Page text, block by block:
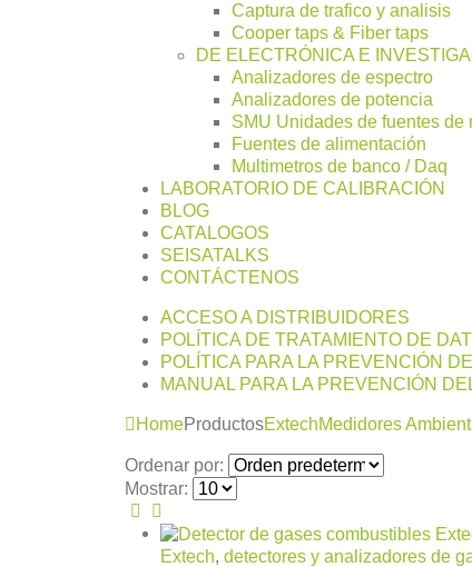
Captura de trafico y analisis
Cooper taps & Fiber taps
DE ELECTRÓNICA E
Analizadores de espectro
Analizadores de potencia
SMU Unidades de fuentes de
Fuentes de alimentación
Multimetros de banco / Daq
LABORATORIO DE CALIBRACIÓN
BLOG
CATALOGOS
SEISATALKS
CONTÁCTENOS
ACCESO A DISTRIBUIDORES
POLÍTICA DE TRATAMIENTO DE
POLÍTICA PARA LA PREVENCIÓN
MANUAL PARA LA PREVENCIÓN
HomeProductosExtechMedidores
Ordenar por:
Mostrar:
Extech, detectores y analizadores de